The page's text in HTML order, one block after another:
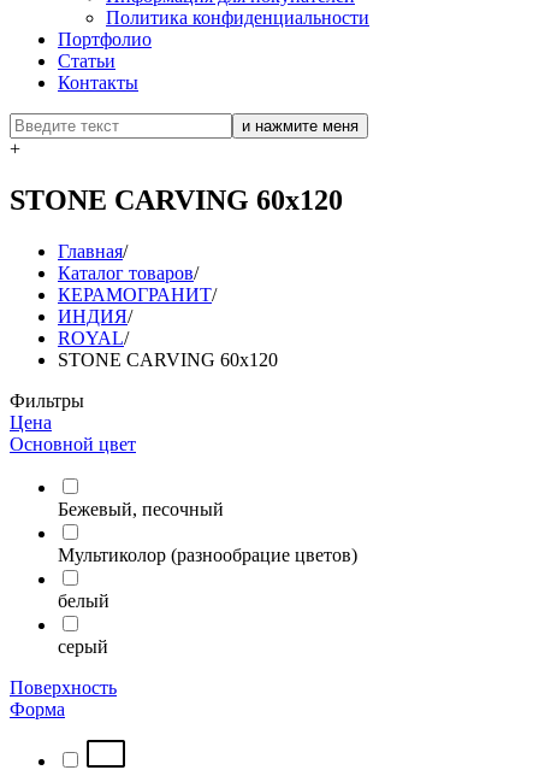
Политика конфиденциальности
Портфолио
Статьи
Контакты
+
STONE CARVING 60х120
Главная/
Каталог товаров/
КЕРАМОГРАНИТ/
ИНДИЯ/
ROYAL/
STONE CARVING 60х120
Фильтры
Цена
Основной цвет
Бежевый, песочный
Мультиколор (разнообрацие цветов)
белый
серый
Поверхность
Форма